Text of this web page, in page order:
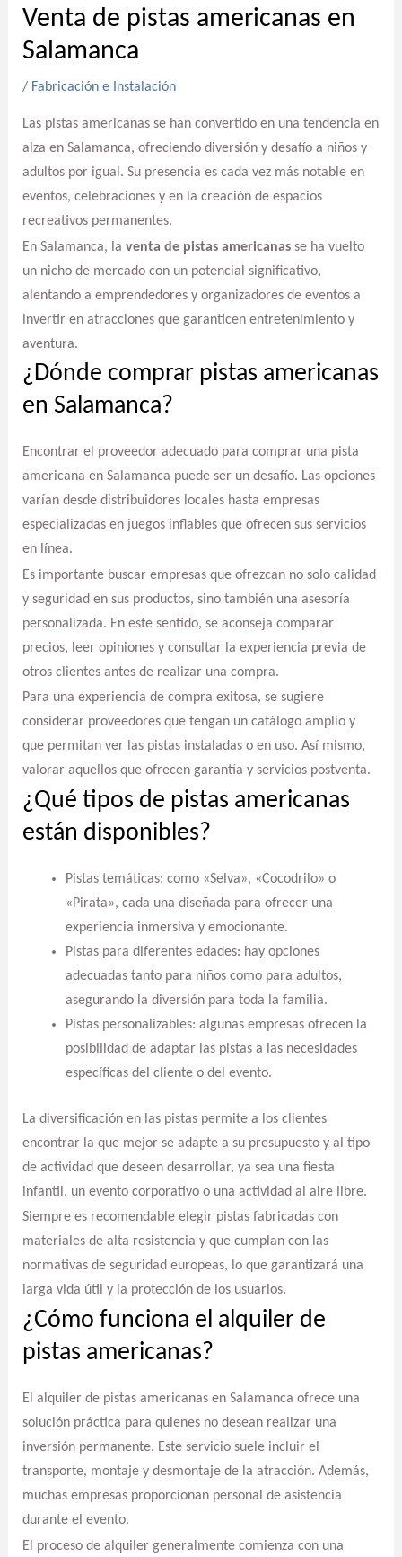
Venta de pistas americanas en
Salamanca
/ Fabricación e Instalación
Las pistas americanas se han convertido en una tendencia en
alza en Salamanca, ofreciendo diversión y desafío a niños y
adultos por igual. Su presencia es cada vez más notable en
eventos, celebraciones y en la creación de espacios
recreativos permanentes.
En Salamanca, la venta de pistas americanasse ha vuelto
un nicho de mercado con un potencial significativo,
alentando a emprendedores y organizadores de eventos a
invertir en atracciones que garanticen entretenimiento y
aventura.
¿Dónde comprar pistas americanas
en Salamanca?
Encontrar el proveedor adecuado para comprar una pista
americana en Salamanca puede ser un desafío. Las opciones
varían desde distribuidores locales hasta empresas
especializadas en juegos inflables que ofrecen sus servicios
en línea.
Es importante buscar empresas que ofrezcan no solo calidad
y seguridad en sus productos, sino también una asesoría
personalizada. En este sentido, se aconseja comparar
precios, leer opiniones y consultar la experiencia previa de
otros clientes antes de realizar una compra.
Para una experiencia de compra exitosa, se sugiere
considerar proveedores que tengan un catálogo amplio y
que permitan ver las pistas instaladas o en uso. Así mismo,
valorar aquellos que ofrecen garantía y servicios postventa.
¿Qué tipos de pistas americanas
están disponibles?
Pistas temáticas: como «Selva», «Cocodrilo» o
«Pirata», cada una diseñada para ofrecer una
experiencia inmersiva y emocionante.
Pistas para diferentes edades: hay opciones
adecuadas tanto para niños como para adultos,
asegurando la diversión para toda la familia.
Pistas personalizables: algunas empresas ofrecen la
posibilidad de adaptar las pistas a las necesidades
específicas del cliente o del evento.
La diversificación en las pistas permite a los clientes
encontrar la que mejor se adapte a su presupuesto y al tipo
de actividad que deseen desarrollar, ya sea una fiesta
infantil, un evento corporativo o una actividad al aire libre.
Siempre es recomendable elegir pistas fabricadas con
materiales de alta resistencia y que cumplan con las
normativas de seguridad europeas, lo que garantizará una
larga vida útil y la protección de los usuarios.
¿Cómo funciona el alquiler de
pistas americanas?
El alquiler de pistas americanas en Salamanca ofrece una
solución práctica para quienes no desean realizar una
inversión permanente. Este servicio suele incluir el
transporte, montaje y desmontaje de la atracción. Además,
muchas empresas proporcionan personal de asistencia
durante el evento.
El proceso de alquiler generalmente comienza con una